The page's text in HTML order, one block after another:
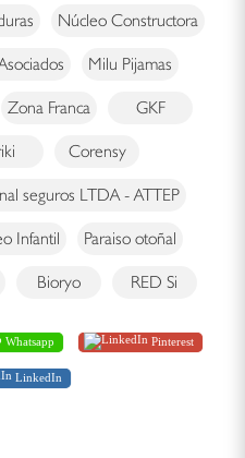
Núcleo Constructora
Milu Pijamas
Zona Franca GKF
Corensy
seguros LTDA - ATTEP
Infantil Paraiso otoñal
Bioryo RED Si
Whatsapp Pinterest
LinkedIn